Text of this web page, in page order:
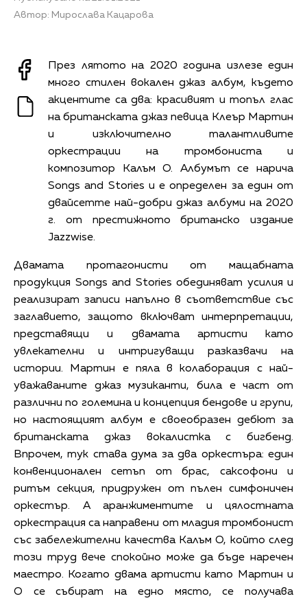
Автор: Мирослава Кацарова
През лятото на 2020 година излезе един
много стилен вокален джаз албум, където
акцентите са два: красивият и топъл глас
на британската джаз певица Клеър Мартин
и изключително талантливите
оркестрации на тромбониста и
композитор Калъм О. Албумът се нарича
Songs and Stories и е определен за един от
двайсетте най-добри джаз албуми на 2020
г. от престижното британско издание
Jazzwise.
Двамата протагонисти от мащабната
продукция Songs and Stories обединяват усилия и
реализират записи напълно в съответствие със
заглавието, защото включват интерпретации,
представящи и двамата артисти като
увлекателни и интригуващи разказвачи на
истории. Мартин е пяла в колаборация с най-
уважаваните джаз музиканти, била е част от
различни по големина и концепция бендове и групи,
но настоящият албум е своеобразен дебют за
британската джаз вокалистка с бигбенд.
Впрочем, тук става дума за два оркестъра: един
конвенционален сетъп от брас, саксофони и
ритъм секция, придружен от пълен симфоничен
оркестър. А аранжиментите и цялостната
оркестрация са направени от младия тромбонист
със забележителни качества Калъм О, който след
този труд вече спокойно може да бъде наречен
маестро. Когато двама артисти като Мартин и
О се събират на едно място, се получава